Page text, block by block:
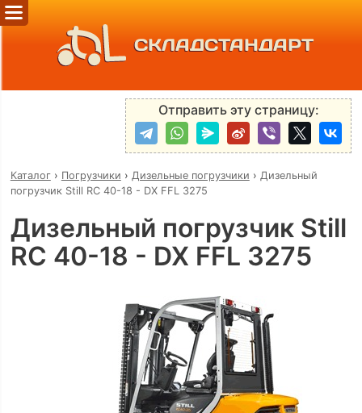
СКЛАДСТАНДАРТ
Отправить эту страницу:
Каталог› Погрузчики › Дизельные погрузчики › Дизельный
погрузчик Still RC 40-18 - DX FFL 3275
Дизельный погрузчик Still
RC 40-18 - DX FFL 3275